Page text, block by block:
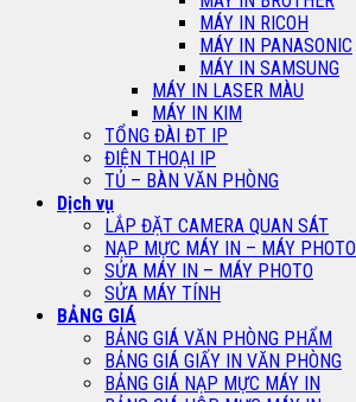
MÁY IN RICOH
MÁY IN PANASONIC
MÁY IN SAMSUNG
MÁY IN LASER MÀU
MÁY IN KIM
TỔNG ĐÀI ĐT IP
ĐIỆN THOẠI IP
TỦ – BÀN VĂN PHÒNG
Dịch vụ
LẮP ĐẶT CAMERA QUAN SÁT
NẠP MỰC MÁY IN – MÁY PHOTO
SỬA MÁY IN – MÁY PHOTO
SỬA MÁY TÍNH
BẢNG GIÁ
BẢNG GIÁ VĂN PHÒNG PHẨM
BẢNG GIÁ GIẤY IN VĂN PHÒNG
BẢNG GIÁ NẠP MỰC MÁY IN